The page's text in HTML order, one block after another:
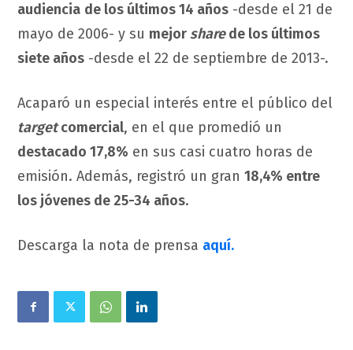
audiencia de los últimos 14 años -desde el 21 de
mayo de 2006- y su mejorsharede los últimos
siete años -desde el 22 de septiembre de 2013-.
Acaparó un especial interés entre el público del
targetcomercial, en el que promedió un
destacado 17,8% en sus casi cuatro horas de
emisión. Además, registró un gran 18,4% entre
los jóvenes de 25-34 años.
Descarga la nota de prensa aquí.